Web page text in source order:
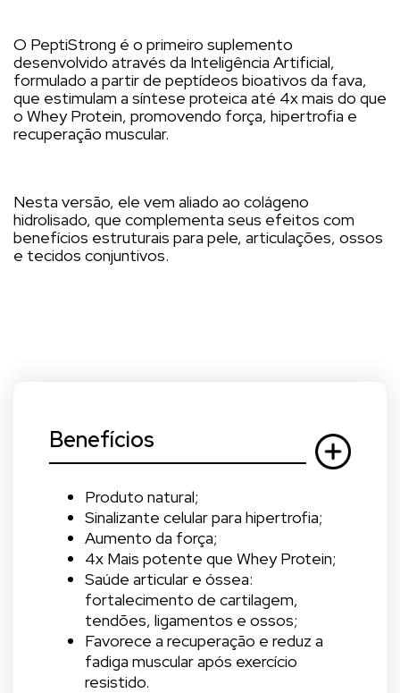
O PeptiStrong é o primeiro suplemento
desenvolvido através da Inteligência Artificial,
formulado a partir de peptídeos bioativos da fava,
que estimulam a síntese proteica até 4x mais do que
o Whey Protein, promovendo força, hipertrofia e
recuperação muscular.
Nesta versão, ele vem aliado ao colágeno
hidrolisado, que complementa seus efeitos com
benefícios estruturais para pele, articulações, ossos
e tecidos conjuntivos.
Benefícios
Produto natural;
Sinalizante celular para hipertrofia;
Aumento da força;
4x Mais potente que Whey Protein;
Saúde articular e óssea:
fortalecimento de cartilagem,
tendões, ligamentos e ossos;
Favorece a recuperação e reduz a
fadiga muscular após exercício
resistido.